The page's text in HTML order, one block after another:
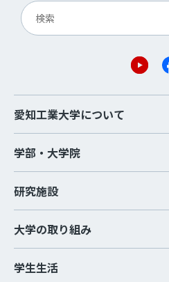
愛知工業大学について
学部・大学院
研究施設
大学の取り組み
学生生活